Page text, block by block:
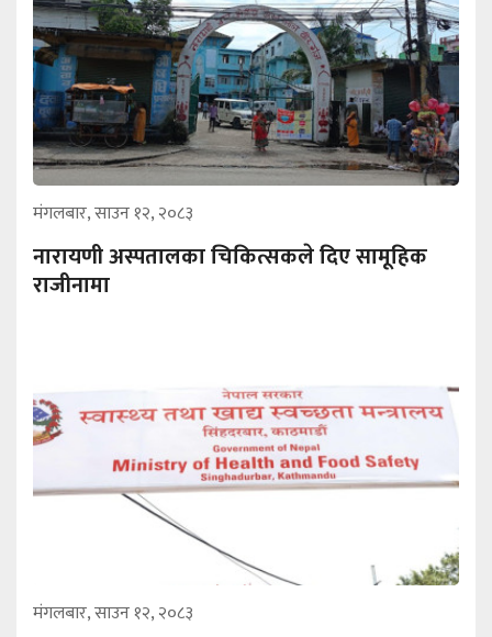
मंगलबार, साउन १२, २०८३
नारायणी अस्पतालका चिकित्सकले दिए सामूहिक
राजीनामा
मंगलबार, साउन १२, २०८३